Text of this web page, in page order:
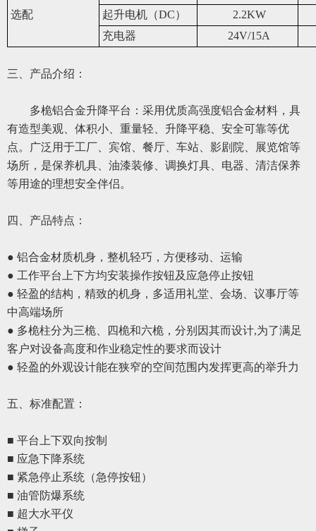
选配
起升电机（DC）
2.2KW
充电器
24V/15A
三、产品介绍：
多桅铝合金升降平台：采用优质高强度铝合金材料，具
有造型美观、体积小、重量轻、升降平稳、安全可靠等优
点。广泛用于工厂、宾馆、餐厅、车站、影剧院、展览馆等
场所，是保养机具、油漆装修、调换灯具、电器、清洁保养
等用途的理想安全伴侣。
四、 产品特点：
● 铝合金材质机身，整机轻巧，方便移动、运输
● 工作平台上下方均安装操作按钮及应急停止按钮
● 轻盈的结构，精致的机身，多适用礼堂、会场、议事厅等
中高端场所
● 多桅柱分为三桅、四桅和六桅，分别因其而设计,为了满足
客户对设备高度和作业稳定性的要求而设计
● 轻盈的外观设计能在狭窄的空间范围内发挥更高的举升力
五、 标准配置 ：
■ 平台上下双向按制
■ 应急下降系统
■ 紧急停止系统 （急停按钮 ）
■ 油管防爆系统
■ 超大水平仪